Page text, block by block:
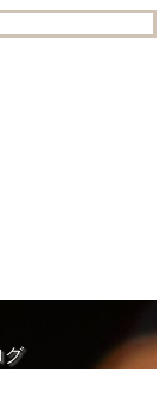
グ